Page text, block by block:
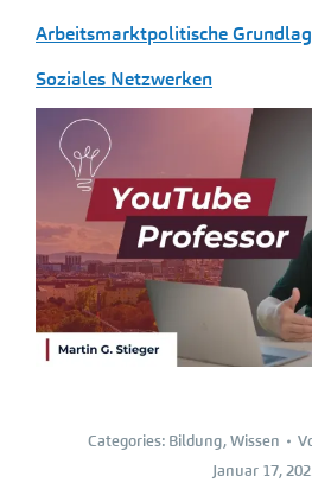
Arbeitsmarktpolitische
Soziales Netzwerken
Categories: Bildung,Wissen
Januar 17,